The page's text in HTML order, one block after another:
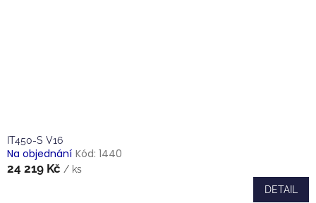
IT450-S V16
Na objednání Kód: 1440
24 219 Kč / ks
DETAIL